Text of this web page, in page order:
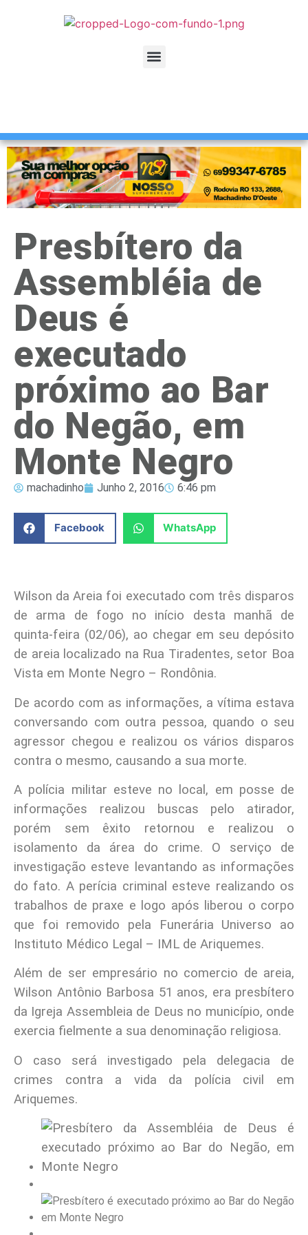
Presbítero da
Assembléia de
Deus é
executado
próximo ao Bar
do Negão, em
Monte Negro
machadinho Junho 2, 2016 6:46 pm
Facebook WhatsApp
Wilson da Areia foi executado com três disparos
de arma de fogo no início desta manhã de
quinta-feira (02/06), ao chegar em seu depósito
de areia localizado na Rua Tiradentes, setor Boa
Vista em Monte Negro – Rondônia.
De acordo com as informações, a vítima estava
conversando com outra pessoa, quando o seu
agressor chegou e realizou os vários disparos
contra o mesmo, causando a sua morte.
A polícia militar esteve no local, em posse de
informações realizou buscas pelo atirador,
porém sem êxito retornou e realizou o
isolamento da área do crime. O serviço de
investigação esteve levantando as informações
do fato. A perícia criminal esteve realizando os
trabalhos de praxe e logo após liberou o corpo
que foi removido pela Funerária Universo ao
Instituto Médico Legal – IML de Ariquemes.
Além de ser empresário no comercio de areia,
Wilson Antônio Barbosa 51 anos, era presbítero
da Igreja Assembleia de Deus no município, onde
exercia fielmente a sua denominação religiosa.
O caso será investigado pela delegacia de
crimes contra a vida da polícia civil em
Ariquemes.